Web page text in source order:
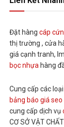
Đặt hàngcáp
thị trường , cửa
giá cạnh tranh,
bọc nhựa hàng
Cung cấp các
bảng báo giá
cung cấp dịch vụ
CƠ SỞ VẬT